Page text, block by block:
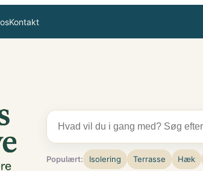
Kontakt
Populært: Isolering Terrasse Hæk